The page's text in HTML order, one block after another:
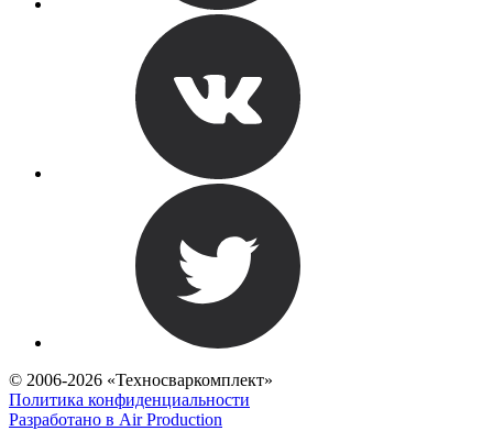
© 2006-2026 «Техносваркомплект»
Политика конфиденциальности
Разработано в Air Production